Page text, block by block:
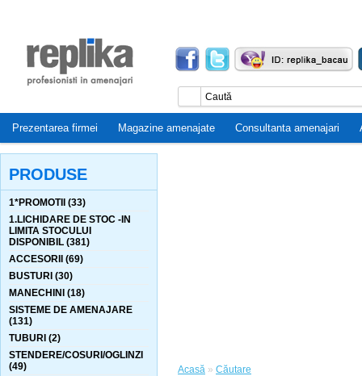
Prezentarea firmei Magazine amenajate Consultanta amenajari
PRODUSE
1*PROMOTII (33)
1.LICHIDARE DE STOC -IN
LIMITA STOCULUI
DISPONIBIL (381)
ACCESORII (69)
BUSTURI (30)
MANECHINI (18)
SISTEME DE AMENAJARE
(131)
TUBURI (2)
STENDERE/COSURI/OGLINZI
(49)
Acasă » Căutare